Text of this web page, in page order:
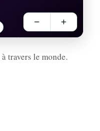
à travers le monde.